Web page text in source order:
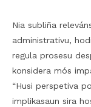
Nia subliña
administrativu,
regula prosesu
konsidera mós
“Husi perspetiva
implikasaun sira